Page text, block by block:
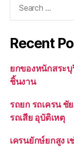
Recent
ยกของหนักสระ
ชิ้นงาน
รถยก รถเครน ชั
รถเสีย อุบัติเหตุ
เครนยักษ์ยกสูง